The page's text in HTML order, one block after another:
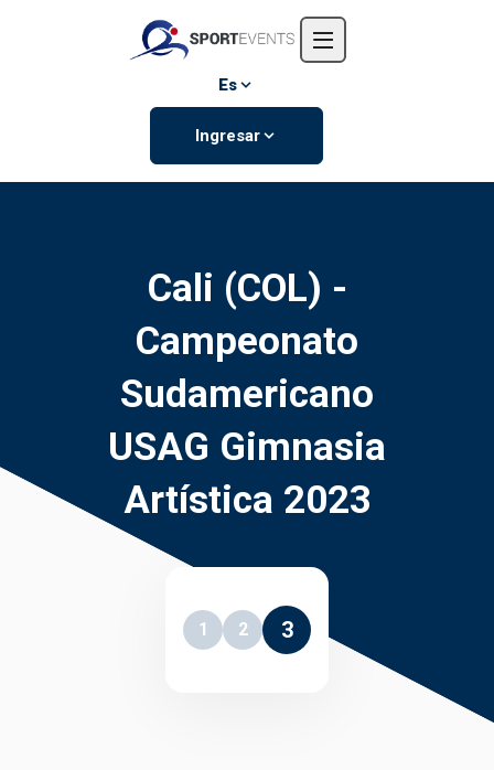
Eventos
Es
Ingresar
Cali (COL) -
Campeonato
Sudamericano
USAG Gimnasia
Artística 2023
1 2 3